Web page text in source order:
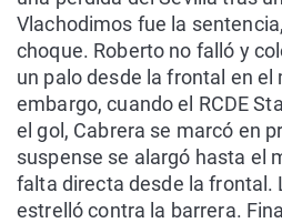
Vlachodimos fue la
choque. Roberto no falló y
un palo desde la frontal en el
embargo, cuando el RCDE
el gol, Cabrera se marcó en
suspense se alargó hasta el
falta directa desde la frontal.
estrelló contra la barrera.